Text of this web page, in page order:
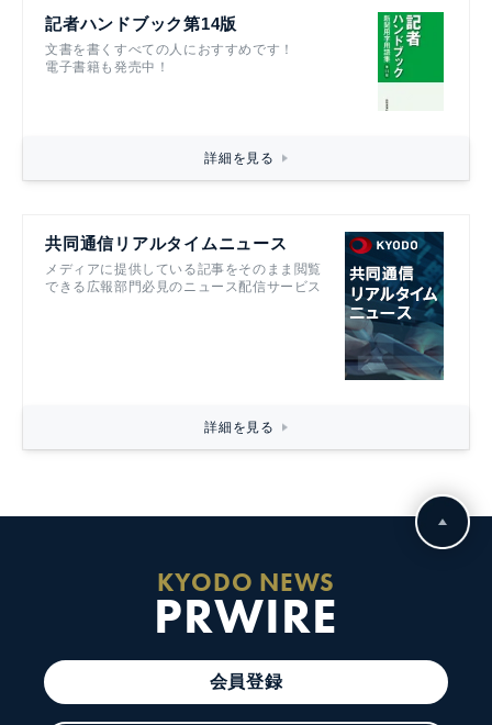
記者ハンドブック第14版
文書を書くすべての人におすすめです！
電子書籍も発売中！
詳細を見る
共同通信リアルタイムニュース
メディアに提供している記事をそのまま閲覧
できる広報部門必見のニュース配信サービス
詳細を見る
KYODO NEWS
PRWIRE
会員登録